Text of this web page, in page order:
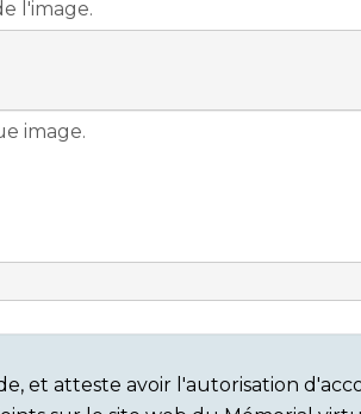
et atteste avoir l'autorisation